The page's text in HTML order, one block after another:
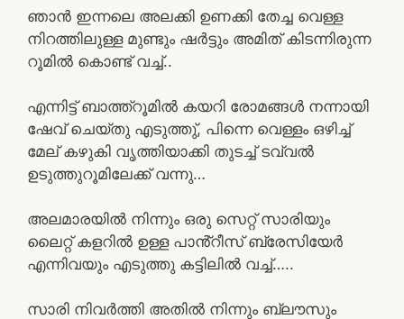
ഞാൻ ഇന്നലെ അലക്കി ഉണക്കി തേച്ച വെള്ള
നിറത്തിലുള്ള മുണ്ടും ഷർട്ടും അമിത് കിടന്നിരുന്ന
റൂമിൽ കൊണ്ട് വച്ച്..
എന്നിട്ട് ബാത്ത്റൂമിൽ കയറി രോമങ്ങൾ നന്നായി
ഷേവ് ചെയ്തു എടുത്തു്, പിന്നെ വെള്ളം ഒഴിച്ച്
മേല് കഴുകി വൃത്തിയാക്കി തുടച്ച് ടവ്വൽ
ഉടുത്തുറൂമിലേക്ക് വന്നു…
അലമാരയിൽ നിന്നും ഒരു സെറ്റ് സാരിയും
ലൈറ്റ് കളറിൽ ഉള്ള പാൻ്റീസ് ബ്രേസിയേർ
എന്നിവയും എടുത്തു കട്ടിലിൽ വച്ച്…..
സാരി നിവർത്തി അതിൽ നിന്നും ബ്ലൗസും